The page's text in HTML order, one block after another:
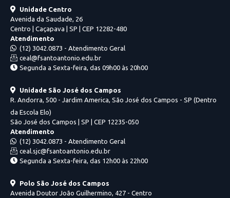
Unidade Centro
Avenida da Saudade, 26
Centro | Caçapava | SP | CEP 12282-480
Atendimento
(12) 3042.0873 - Atendimento Geral
ceal@fsantoantonio.edu.br
Segunda a Sexta-feira, das 09h00 às 20h00
Unidade São José dos Campos
R. Andorra, 500 - Jardim America, São José dos Campos - SP (Dentro
da Escola Elo)
São José dos Campos | SP | CEP 12235-050
Atendimento
(12) 3042.0873 - Atendimento Geral
ceal.sjc@fsantoantonio.edu.br
Segunda a Sexta-feira, das 12h00 às 22h00
Polo São José dos Campos
Avenida Doutor João Guilhermino, 427 - Centro